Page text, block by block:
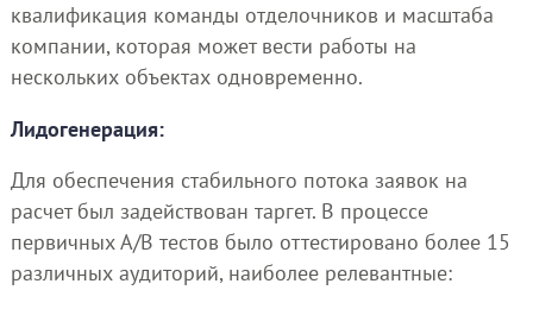
квалификация команды отделочников и масштаба
компании, которая может вести работы на
нескольких объектах одновременно.
Лидогенерация:
Для обеспечения стабильного потока заявок на
расчет был задействован таргет. В процессе
первичных А/B тестов было оттестировано более 15
различных аудиторий, наиболее релевантные: